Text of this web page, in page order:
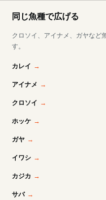
同じ魚種で広げる
クロソイ、アイナメ、ガヤなど
す。
カレイ
アイナメ
クロソイ
ホッケ
ガヤ
イワシ
カジカ
サバ